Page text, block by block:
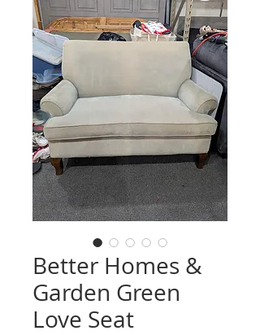
Better Homes &
Garden Green
Love Seat